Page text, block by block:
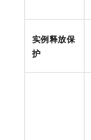
实例释放保
护